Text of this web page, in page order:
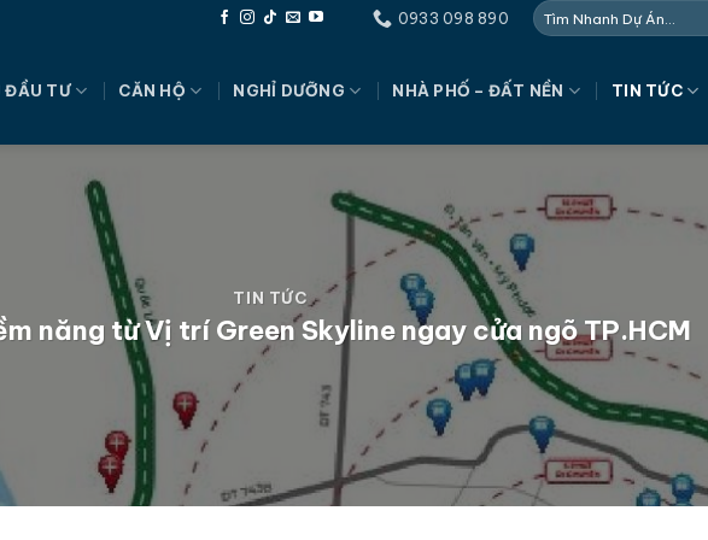
0933 098 890
ĐẦU TƯ CĂN HỘ NGHỈ DƯỠNG NHÀ PHỐ – ĐẤT NỀN TIN TỨC
TIN TỨC
năng từ Vị trí Green Skyline ngay cửa ngõ TP.HCM